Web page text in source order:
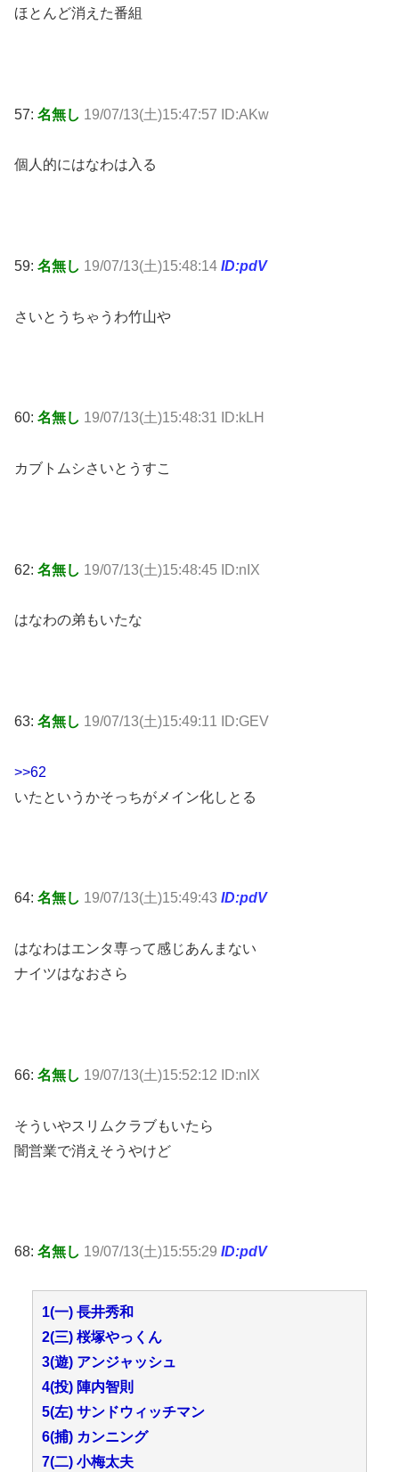
ほとんど消えた番組
57: 名無し 19/07/13(土)15:47:57 ID:AKw
個人的にはなわは入る
59: 名無し 19/07/13(土)15:48:14 ID:pdV
さいとうちゃうわ竹山や
60: 名無し 19/07/13(土)15:48:31 ID:kLH
カブトムシさいとうすこ
62: 名無し 19/07/13(土)15:48:45 ID:nIX
はなわの弟もいたな
63: 名無し 19/07/13(土)15:49:11 ID:GEV
>>62
いたというかそっちがメイン化しとる
64: 名無し 19/07/13(土)15:49:43 ID:pdV
はなわはエンタ専って感じあんまない
ナイツはなおさら
66: 名無し 19/07/13(土)15:52:12 ID:nIX
そういやスリムクラブもいたら
闇営業で消えそうやけど
68: 名無し 19/07/13(土)15:55:29 ID:pdV
1(一) 長井秀和
2(三) 桜塚やっくん
3(遊) アンジャッシュ
4(投) 陣内智則
5(左) サンドウィッチマン
6(捕) カンニング
7(二) 小梅太夫